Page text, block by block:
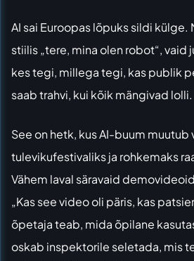
AI sai Euroopas lõpuks sildi külge.
stiilis „tere, mina olen robot“,
kes tegi, millega tegi, kas publik
saab trahvi, kui kõik mängivad lolli.
See on hetk, kus AI-buum muutub
tulevikufestivaliks ja rohkemaks
Vähem laval säravaid
„Kas see video oli päris, kas
õpetaja teab, mida õpilane
oskab inspektorile seletada, mis